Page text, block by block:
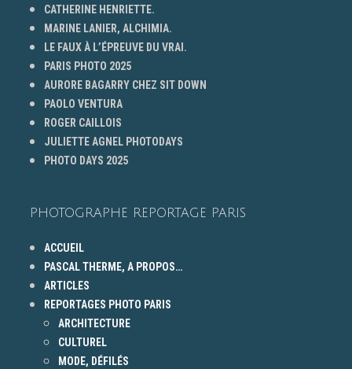
CATHERINE HENRIETTE.
MARINE LANIER, ALCHIMIA.
LE FAUX À L’ÉPREUVE DU VRAI.
PARIS PHOTO 2025
AURORE BAGARRY CHEZ SIT DOWN
PAOLO VENTURA
ROGER CAILLOIS
JULIETTE AGNEL PHOTODAYS
PHOTO DAYS 2025
PHOTOGRAPHE REPORTAGE PARIS
ACCUEIL
PASCAL THERME, A PROPOS…
ARTICLES
REPORTAGES PHOTO PARIS
ARCHITECTURE
CULTUREL
MODE, DÉFILÉS